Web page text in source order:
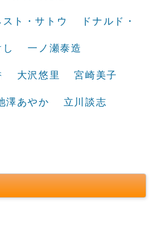
スト・サトウ ドナルド・
一ノ瀬泰造
大沢悠里 宮崎美子
澤あやか 立川談志